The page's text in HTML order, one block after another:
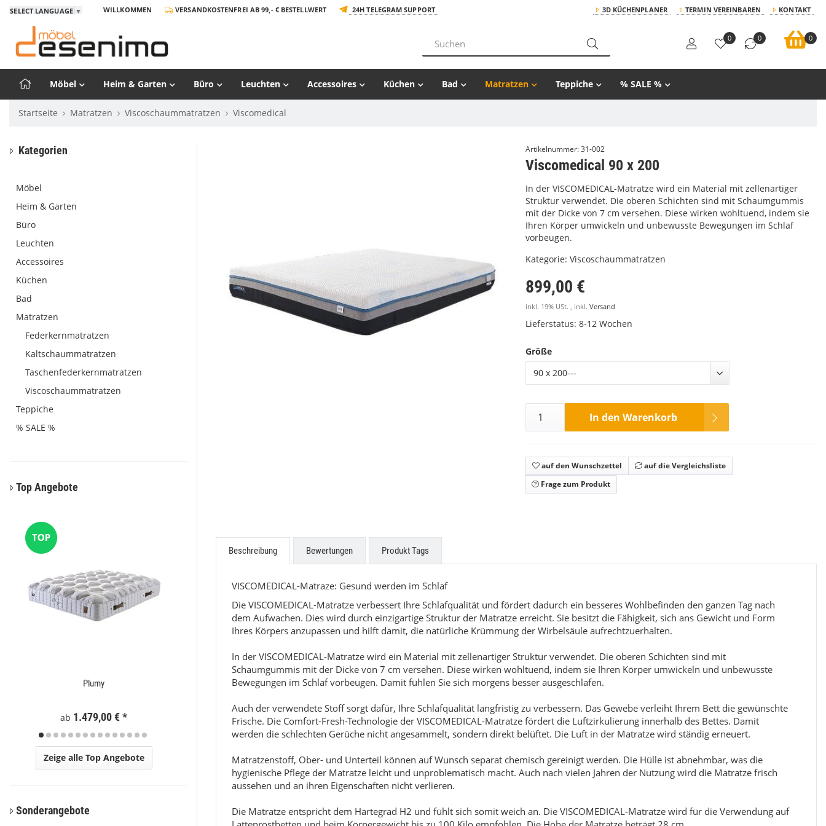
SELECT LANGUAGE ▼ WILLKOMMEN VERSANDKOSTENFREI AB 99,- € BESTELLWERT 24H TELEGRAM SUPPORT 3D KÜCHENPLANER TERMIN VEREINBAREN KONTAKT
0 0 0
Möbel Heim & Garten Büro Leuchten Accessoires Küchen Bad Matratzen Teppiche % SALE %
Startseite Matratzen Viscoschaummatratzen Viscomedical
Artikelnummer:31-002
Viscomedical 90 x 200
In der VISCOMEDICAL-Matratze wird ein Material mit zellenartiger
Struktur verwendet. Die oberen Schichten sind mit Schaumgummis
mit der Dicke von 7 cm versehen. Diese wirken wohltuend, indem sie
Ihren Körper umwickeln und unbewusste Bewegungen im Schlaf
vorbeugen.
Kategorie: Viscoschaummatratzen
899,00 €
inkl. 19% USt. , inkl. Versand
Lieferstatus: 8-12 Wochen
Größe
90 x 200---
In den Warenkorb
auf den Wunschzettel
auf die Vergleichsliste
Frage zum Produkt
Beschreibung Bewertungen Produkt Tags
VISCOMEDICAL-Matraze: Gesund werden im Schlaf
Die VISCOMEDICAL-Matratze verbessert Ihre Schlafqualität und fördert dadurch ein besseres Wohlbefinden den ganzen Tag nach
dem Aufwachen. Dies wird durch einzigartige Struktur der Matratze erreicht. Sie besitzt die Fähigkeit, sich ans Gewicht und Form
Ihres Körpers anzupassen und hilft damit, die natürliche Krümmung der Wirbelsäule aufrechtzuerhalten.
In der VISCOMEDICAL-Matratze wird ein Material mit zellenartiger Struktur verwendet. Die oberen Schichten sind mit
Schaumgummis mit der Dicke von 7 cm versehen. Diese wirken wohltuend, indem sie Ihren Körper umwickeln und unbewusste
Bewegungen im Schlaf vorbeugen. Damit fühlen Sie sich morgens besser ausgeschlafen.
Auch der verwendete Stoff sorgt dafür, Ihre Schlafqualität langfristig zu verbessern. Das Gewebe verleiht Ihrem Bett die gewünschte
Frische. Die Comfort-Fresh-Technologie der VISCOMEDICAL-Matratze fördert die Luftzirkulierung innerhalb des Bettes. Damit
werden die schlechten Gerüche nicht angesammelt, sondern direkt belüftet. Die Luft in der Matratze wird ständig erneuert.
Matratzenstoff, Ober- und Unterteil können auf Wunsch separat chemisch gereinigt werden. Die Hülle ist abnehmbar, was die
hygienische Pflege der Matratze leicht und unproblematisch macht. Auch nach vielen Jahren der Nutzung wird die Matratze frisch
aussehen und an ihren Eigenschaften nicht verlieren.
Die Matratze entspricht dem Härtegrad H2 und fühlt sich somit weich an. Die VISCOMEDICAL-Matratze wird für die Verwendung auf
Kategorien
Möbel
Heim & Garten
Büro
Leuchten
Accessoires
Küchen
Bad
Matratzen
Federkernmatratzen
Kaltschaummatratzen
Taschenfederkernmatratzen
Viscoschaummatratzen
Teppiche
% SALE %
Top Angebote
Plumy
ab 1.479,00 €*
Elizabeth
ab 599,00 €*
Beatrice
ab549,00 €* 1.199,99 € *
Zeige alle Top Angebote
Sonderangebote